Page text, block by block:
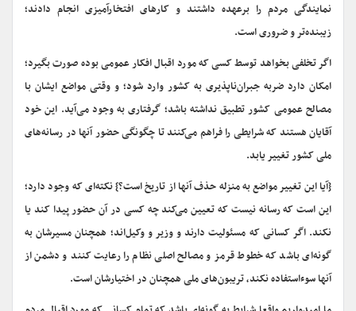
نمایندگی مردم را برعهده داشتند و کارهای افتخارآمیزی انجام دادند؛
زیبنده‌تر و ضروری است.
اگر تخلفی بخواهد توسط کسی که مورد اقبال افکار عمومی بوده صورت بگیرد؛
امکان دارد ضربه جبران‌ناپذیری به کشور وارد شود؛ و وقتی مواضع ایشان با
مصالح عمومی کشور تطبیق نداشته باشد؛ گرفتاری به وجود می‌آید. این خود
آقایان هستند که شرایطی را فراهم می‌کنند تا چگونگی حضور آنها در رسانه‌های
ملی کشور تغییر یابد.
{آیا این تغییر مواضع به منزله حذف آنها از تاریخ است؟} نکته‌ای که وجود دارد؛
این است که رسانه نیست که تعیین می‌کند چه کسی در آن حضور پیدا کند یا
نکند. اگر کسانی که مسئولیت دارند و وزیر و وکیل‌اند؛ همچنان مسیرشان به
گونه‌ای باشد که خطوط قرمز و مصالح اصلی نظام را رعایت کنند و دشمن از
آنها سوءاستفاده نکند، تریبون‌های ملی همچنان در اختیارشان است.